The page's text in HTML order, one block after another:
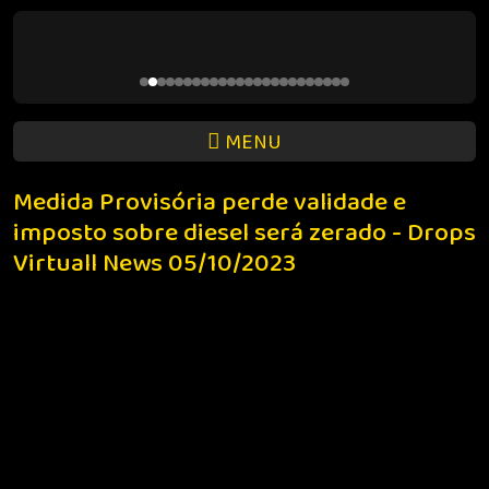
MENU
Medida Provisória perde validade e
imposto sobre diesel será zerado - Drops
Virtuall News 05/10/2023